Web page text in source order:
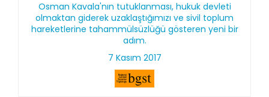
Osman Kavala'nın tutuklanması, hukuk devleti
olmaktan giderek uzaklaştığımızı ve sivil toplum
hareketlerine tahammülsüzlüğü gösteren yeni bir
adım.
7 Kasım 2017